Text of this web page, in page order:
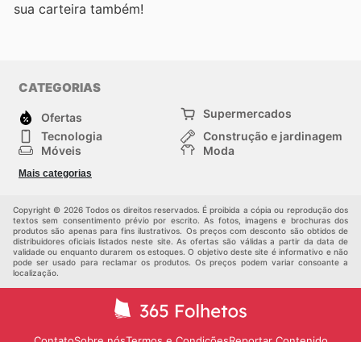
sua carteira também!
CATEGORIAS
Ofertas
Supermercados
Tecnologia
Construção e jardinagem
Móveis
Moda
Crianças
Mais categorias
Copyright © 2026 Todos os direitos reservados. É proibida a cópia ou reprodução dos
textos sem consentimento prévio por escrito. As fotos, imagens e brochuras dos
produtos são apenas para fins ilustrativos. Os preços com desconto são obtidos de
distribuidores oficiais listados neste site. As ofertas são válidas a partir da data de
validade ou enquanto durarem os estoques. O objetivo deste site é informativo e não
pode ser usado para reclamar os produtos. Os preços podem variar consoante a
localização.